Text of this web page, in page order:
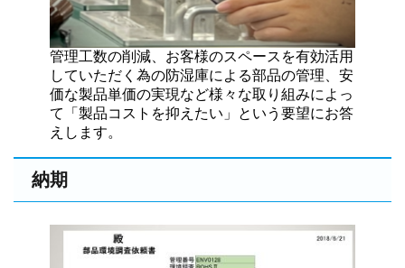
管理工数の削減、お客様のスペースを有効活用
していただく為の防湿庫による部品の管理、安
価な製品単価の実現など様々な取り組みによっ
て「製品コストを抑えたい」という要望にお答
えします。
納期